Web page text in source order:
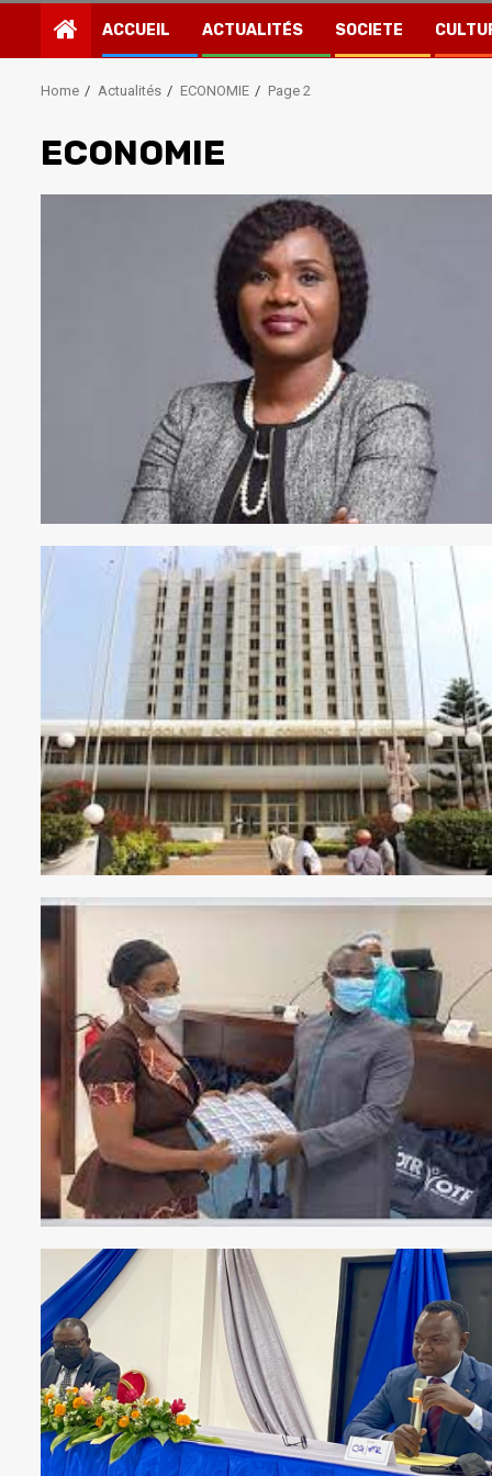
ACCUEIL ACTUALITÉS SOCIETE
Home Actualités ECONOMIE Page 2
ECONOMIE